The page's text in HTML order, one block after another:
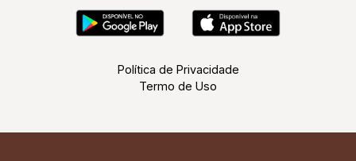
Política de Privacidade
Termo de Uso